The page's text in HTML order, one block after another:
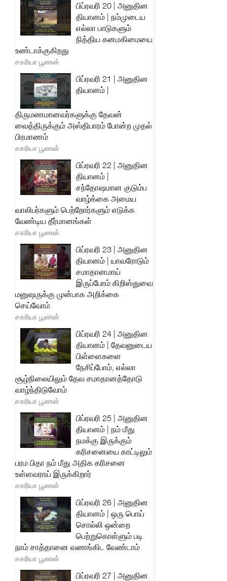
பிப்ரவரி 20 | அனுதின
தியானம் | நம்முடைய
எல்லா பாடுகளும்
நித்திய கனமகிமையை
உண்டாக்குகிறது
சகரியா பூணன்
பிப்ரவரி 21 | அனுதின
தியானம் |
திருமணமானவர்களுக்கு தேவன்
வைத்திருக்கும் அஸ்திபாரம் போன்ற முதல்
பிரமாணம்
சகரியா பூணன்
பிப்ரவரி 22 | அனுதின
தியானம் |
சந்தோஷமான குடும்ப
வாழ்க்கை அமைய
வாலிபர்களும் பெற்றோர்களும் எடுக்க
வேண்டிய தீர்மானங்கள்
சகரியா பூணன்
பிப்ரவரி 23 | அனுதின
தியானம் | யாவரோடும்
சமாதானமாய்
இருப்போம் கிறிஸ்துவை
மனுஷருக்கு முன்பாக அறிக்கை
செய்வோம்
சகரியா பூணன்
பிப்ரவரி 24 | அனுதின
தியானம் | தேவனுடைய
பிள்ளைகளை
நேசிப்போம், எல்லா
சூழ்நிலையிலும் தேவ சமாதானத்தோடு
வாழ்ந்திடுவோம்
சகரியா பூணன்
பிப்ரவரி 25 | அனுதின
தியானம் | நம் மீது
நமக்கு இருக்கும்
கரிசனையை காட்டிலும்
பரம பிதா நம் மீது அதிக கரிசனை
உள்ளவராய் இருக்கிறார்
சகரியா பூணன்
பிப்ரவரி 26 | அனுதின
தியானம் | ஒரு பொய்
சொல்லி ஒன்றை
பெற்றுகொள்ளும் படி
நாம் சாத்தானை வணங்கிட வேண்டாம்
சகரியா பூணன்
பிப்ரவரி 27 | அனுதின